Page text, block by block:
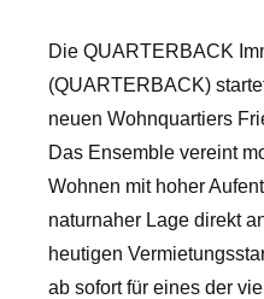
Die QUARTERBACK
(QUARTERBACK)
neuen Wohnquartiers
Das Ensemble vereint
Wohnen mit hoher
naturnaher Lage direkt
heutigen
ab sofort für eines der